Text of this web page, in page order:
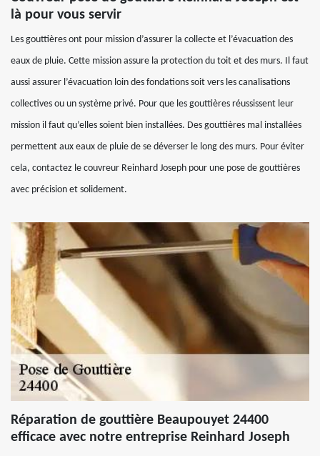
là pour vous servir
Les gouttières ont pour mission d’assurer la collecte et l’évacuation des
eaux de pluie. Cette mission assure la protection du toit et des murs. Il faut
aussi assurer l’évacuation loin des fondations soit vers les canalisations
collectives ou un système privé. Pour que les gouttières réussissent leur
mission il faut qu’elles soient bien installées. Des gouttières mal installées
permettent aux eaux de pluie de se déverser le long des murs. Pour éviter
cela, contactez le couvreur Reinhard Joseph pour une pose de gouttières
avec précision et solidement.
Réparation de gouttière Beaupouyet 24400
efficace avec notre entreprise Reinhard Joseph